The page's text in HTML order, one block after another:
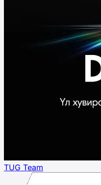
TUG Team